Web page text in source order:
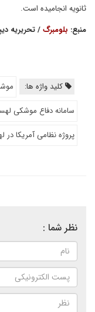
ثانویه انجامیده است.
منبع: بلومبرگ/ تحریریه
کلید واژه ها:
سامانه دفاع موشکی
پروژه نظامی آمریکا در
نظر شما :